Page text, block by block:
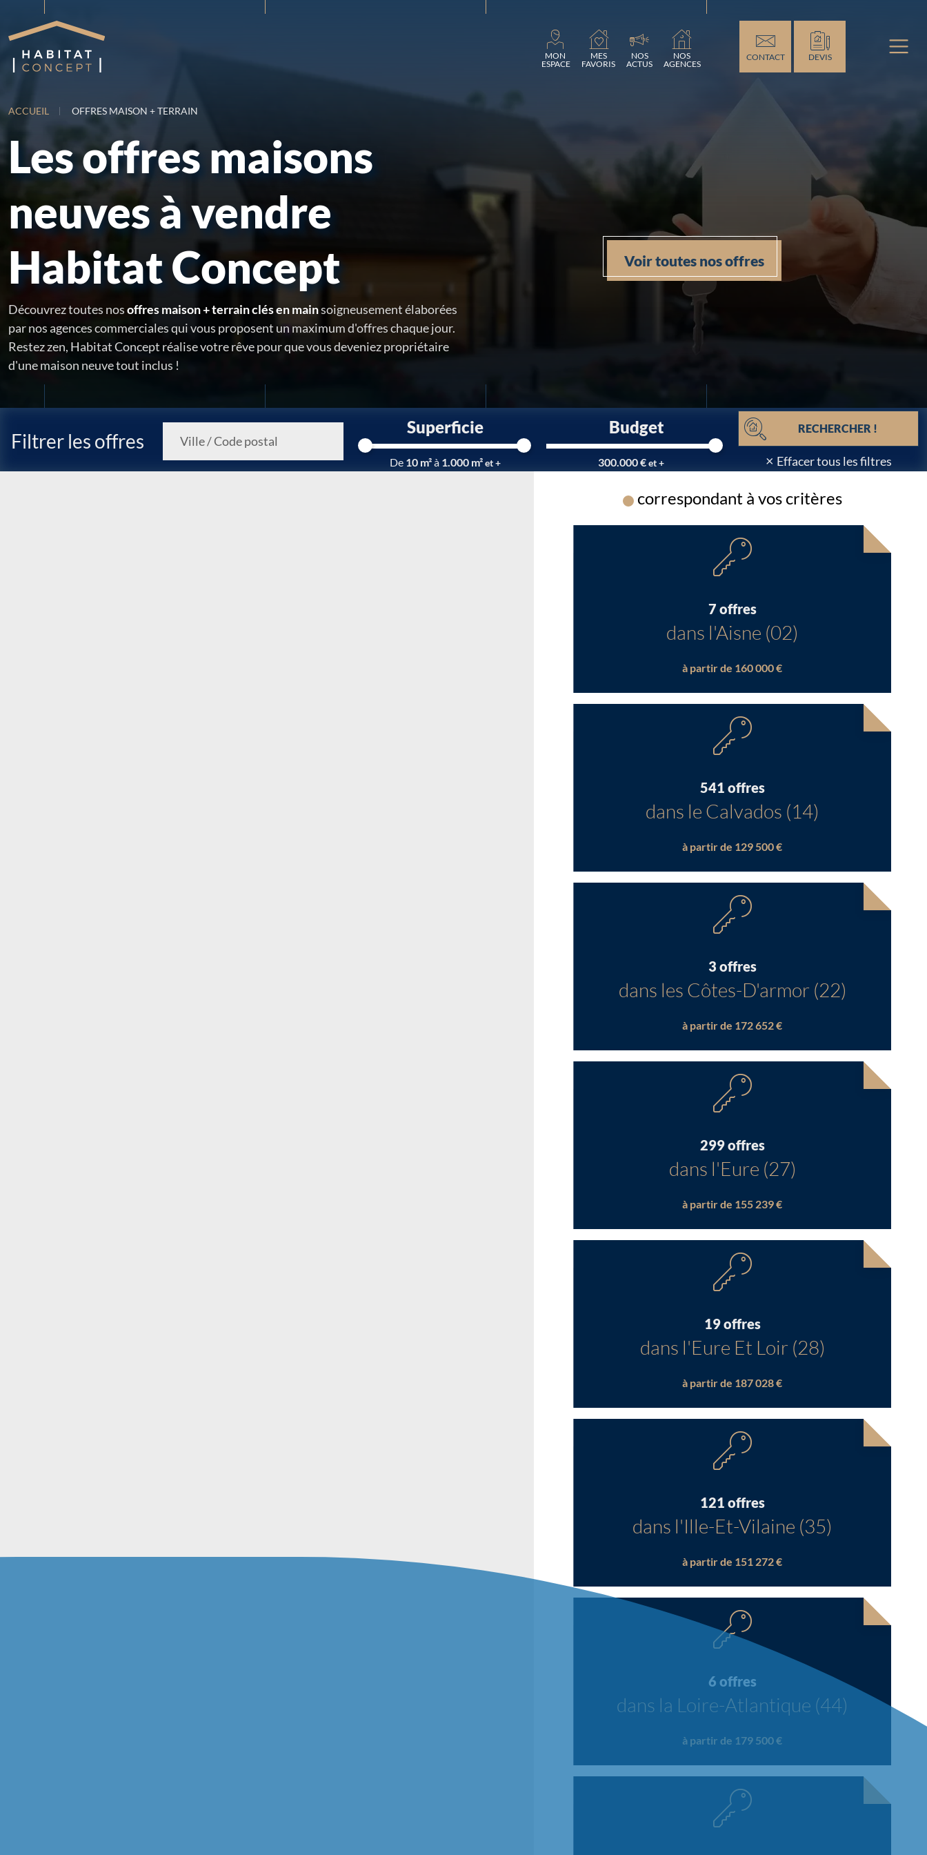
MON
ESPACE
Chargement...
MES
FAVORIS
NOS
ACTUS
NOS
AGENCES
CONTACT DEVIS
ACCUEIL OFFRES MAISON + TERRAIN
Les offres maisons
neuves à vendre
Habitat Concept
Découvrez toutes nosoffres maison + terrain clés en mainsoigneusement élaborées
par nos agences commerciales qui vous proposent un maximum d'offres chaque jour.
Restez zen, Habitat Concept réalise votre rêve pour que vous deveniez propriétaire
d'une maison neuve tout inclus !
Voir toutes nos offres
Filtrer les offres
Superficie
De 10 m²à 1.000 m²et +
Budget
300.000 €et +
RECHERCHER !
× Effacer tous les filtres
Chargement...
correspondant à vos critères
7 offres
dans l'Aisne (02)
à partir de 160 000 €
541 offres
dans le Calvados (14)
à partir de 129 500 €
3 offres
dans les Côtes-D'armor (22)
à partir de 172 652 €
299 offres
dans l'Eure (27)
à partir de 155 239 €
19 offres
dans l'Eure Et Loir (28)
à partir de 187 028 €
121 offres
dans l'Ille-Et-Vilaine (35)
à partir de 151 272 €
6 offres
dans la Loire-Atlantique (44)
à partir de 179 500 €